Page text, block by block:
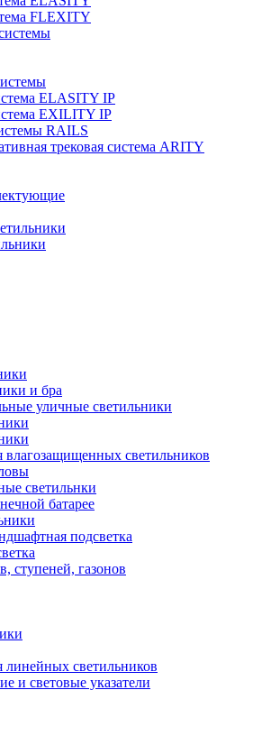
FLEXITY
ELASITY IP
EXILITY IP
RAILS
трековая система ARITY
и бра
уличные светильники
светильников
светильнки
батарее
подсветка
ступеней, газонов
светильников
и световые указатели